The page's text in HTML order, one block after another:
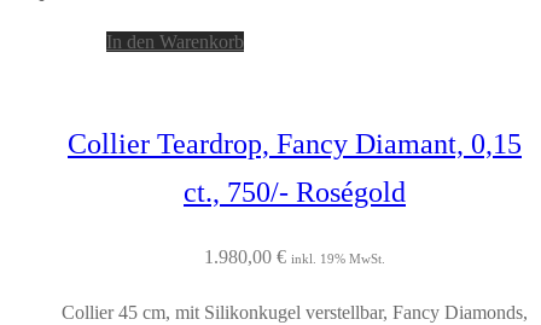
In den Warenkorb
Collier Teardrop, Fancy Diamant, 0,15
ct., 750/- Roségold
1.980,00 € inkl. 19% MwSt.
Collier 45 cm, mit Silikonkugel verstellbar, Fancy Diamonds,